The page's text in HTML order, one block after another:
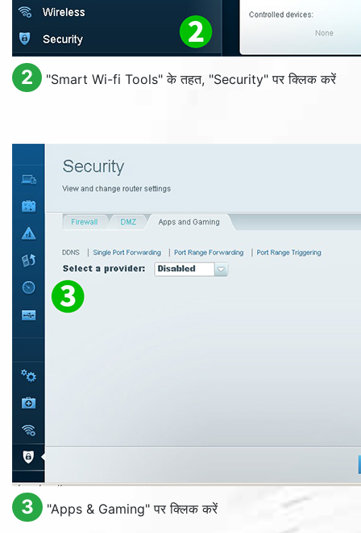
2 "Smart Wi-fi Tools" के तहत, "Security" पर क्लिक करें
3 "Apps & Gaming" पर क्लिक करें